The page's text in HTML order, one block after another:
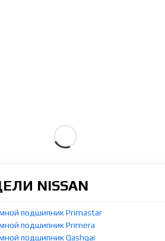
NISSAN
подшипник Primastar
подшипник Primera
подшипник Qashqai